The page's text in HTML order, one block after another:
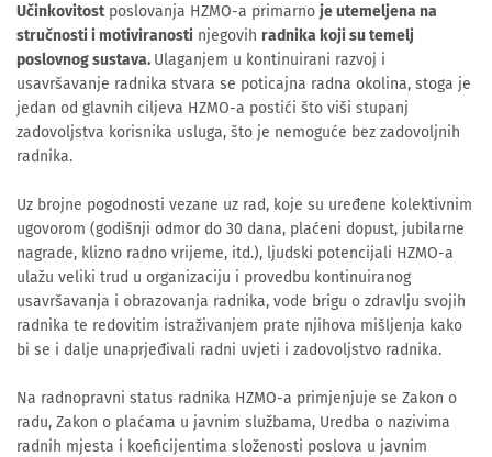
Učinkovitostposlovanja HZMO-a primarno je utemeljena na
stručnosti i motiviranosti njegovih radnika koji su temelj
poslovnog sustava. Ulaganjem u kontinuirani razvoj i
usavršavanje radnika stvara se poticajna radna okolina, stoga je
jedan od glavnih ciljeva HZMO-a postići što viši stupanj
zadovoljstva korisnika usluga, što je nemoguće bez zadovoljnih
radnika.
Uz brojne pogodnosti vezane uz rad, koje su uređene kolektivnim
ugovorom (godišnji odmor do 30 dana, plaćeni dopust, jubilarne
nagrade, klizno radno vrijeme, itd.), ljudski potencijali HZMO-a
ulažu veliki trud u organizaciju i provedbu kontinuiranog
usavršavanja i obrazovanja radnika, vode brigu o zdravlju svojih
radnika te redovitim istraživanjem prate njihova mišljenja kako
bi se i dalje unaprjeđivali radni uvjeti i zadovoljstvo radnika.
Na radnopravni status radnika HZMO-a primjenjuje se Zakon o
radu, Zakon o plaćama u javnim službama, Uredba o nazivima
radnih mjesta i koeficijentima složenosti poslova u javnim